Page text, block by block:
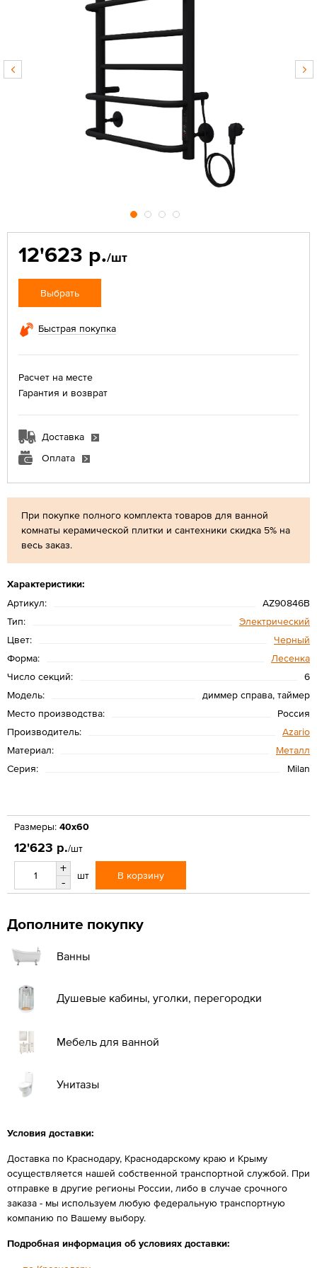
При покупке полного комплекта товаров для ванной
комнаты керамической плитки и сантехники скидка 5% на
весь заказ.
Характеристики:
Артикул:
AZ90846B
Тип:
Электрический
Цвет:
Черный
Форма:
Лесенка
Число секций:
6
Модель:
диммер справа, таймер
Место производства:
Россия
Производитель:
Azario
Материал:
Металл
Серия:
Milan
12'623 р./шт
Выбрать
Быстрая покупка
Расчет на месте
Гарантия и возврат
Доставка
Оплата
Размеры: 40x60
12'623 р./шт
+
-
шт В корзину
Дополните покупку
Ванны
Душевые кабины, уголки, перегородки
Мебель для ванной
Унитазы
Условия доставки:
Доставка по Краснодару, Краснодарскому краю и Крыму
осуществляется нашей собственной транспортной службой. При
отправке в другие регионы России, либо в случае срочного
заказа - мы используем любую федеральную транспортную
компанию по Вашему выбору.
Подробная информация об условиях доставки: